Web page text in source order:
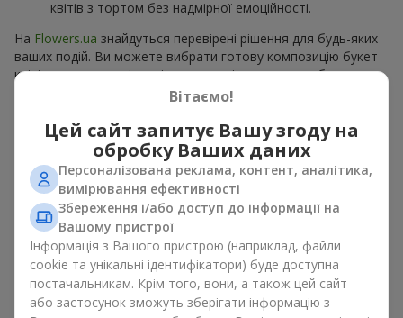
квітів з тортом без надмірної емоційності.
На Flowers.ua знайдуться перевірені рішення для будь-яких
ваших подій. Ви можете вибрати готову композицію букет
квітів з тортом з відповідного розділу каталогу або
замовити окремо солодкий дарунок і вподобані квіти.
Торти з живими квітами —
краса та смак в одному
подарунку
Торти з живими квітами – це сучасне поєднання
флористики та гастрономічної естетики. Ексклюзивний
десерт в поєднанні звишуканим букетомвиглядає ефектно,
стильно й підкреслює особливість події, якдень
Вітаємо!
Цей сайт запитує Вашу згоду на
обробку Ваших даних
Персоналізована реклама, контент, аналітика,
вимірювання ефективності
Збереження і/або доступ до інформації на
Вашому пристрої
Інформація з Вашого пристрою (наприклад, файли
cookie та унікальні ідентифікатори) буде доступна
постачальникам. Крім того, вони, а також цей сайт
або застосунок зможуть зберігати інформацію з